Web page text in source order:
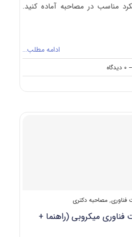
مناسب در مصاحبه آماده کنید.
ادامه مطلب…
-- ۰ دیدگاه
on
مصاحبه
(راهنما
فناوری,مصاحبه دکتری
میکروبی (راهنما +